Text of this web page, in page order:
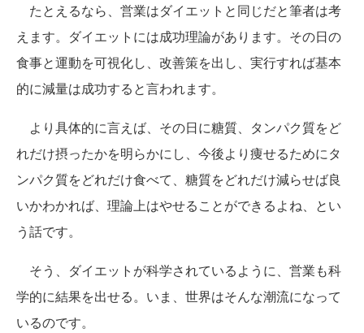
たとえるなら、営業はダイエットと同じだと筆者は考
えます。ダイエットには成功理論があります。その日の
食事と運動を可視化し、改善策を出し、実行すれば基本
的に減量は成功すると言われます。
より具体的に言えば、その日に糖質、タンパク質をど
れだけ摂ったかを明らかにし、今後より痩せるためにタ
ンパク質をどれだけ食べて、糖質をどれだけ減らせば良
いかわかれば、理論上はやせることができるよね、とい
う話です。
そう、ダイエットが科学されているように、営業も科
学的に結果を出せる。いま、世界はそんな潮流になって
いるのです。